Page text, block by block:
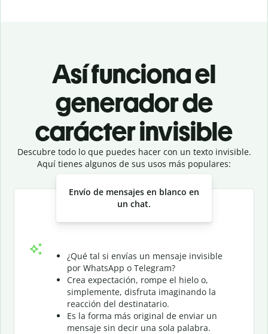
Así funciona el
generador de
carácter invisible
Descubre todo lo que puedes hacer con un texto invisible.
Aquí tienes algunos de sus usos más populares:
Envío de mensajes en blanco en
un chat.
¿Qué tal si envías un mensaje invisible
por WhatsApp o Telegram?
Crea expectación, rompe el hielo o,
simplemente, disfruta imaginando la
reacción del destinatario.
Es la forma más original de enviar un
mensaje sin decir una sola palabra.